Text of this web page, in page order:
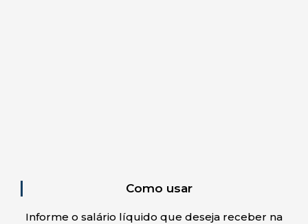
Como usar
Informe o salário líquido que deseja receber na